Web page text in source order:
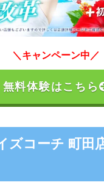
＼キャンペーン中／
無料体験はこちら
ズコーチ 町田